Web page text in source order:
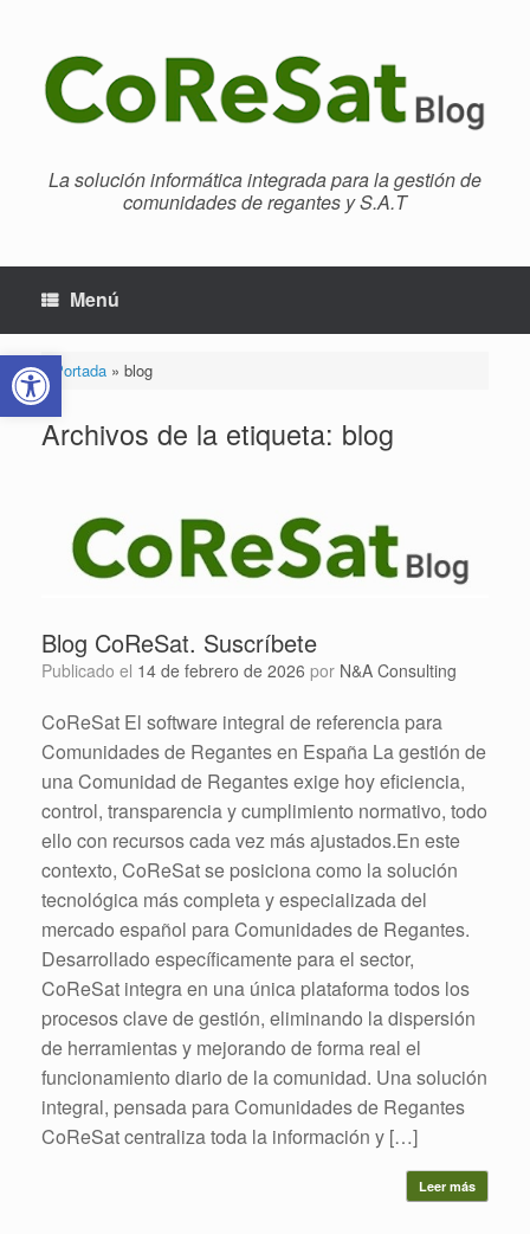
Abrir barra de herramientas
contenido
La solución informática integrada para la gestión de
comunidades de regantes y S.A.T
Menú
Portada» blog
Archivos de la etiqueta: blog
Blog CoReSat. Suscríbete
Publicado el 14 de febrero de 2026 por N&A Consulting
CoReSat El software integral de referencia para
Comunidades de Regantes en España La gestión de
una Comunidad de Regantes exige hoy eficiencia,
control, transparencia y cumplimiento normativo, todo
ello con recursos cada vez más ajustados.En este
contexto, CoReSat se posiciona como la solución
tecnológica más completa y especializada del
mercado español para Comunidades de Regantes.
Desarrollado específicamente para el sector,
CoReSat integra en una única plataforma todos los
procesos clave de gestión, eliminando la dispersión
de herramientas y mejorando de forma real el
funcionamiento diario de la comunidad. Una solución
integral, pensada para Comunidades de Regantes
CoReSat centraliza toda la información y […]
Leer más